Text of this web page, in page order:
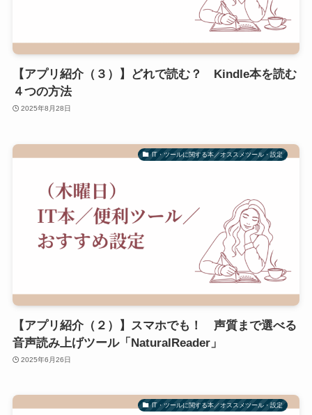
【アプリ紹介（３）】どれで読む？ Kindle本を読む
４つの方法
2025年8月28日
IT・ツールに関する本／オススメツール・設定
【アプリ紹介（２）】スマホでも！ 声質まで選べる
音声読み上げツール「NaturalReader」
2025年6月26日
IT・ツールに関する本／オススメツール・設定